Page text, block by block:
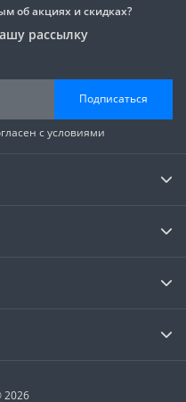
об акциях и скидках?
рассылку
Подписаться
с условиями
2026